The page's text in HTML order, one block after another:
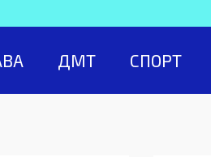
ДМТ СПОРТ